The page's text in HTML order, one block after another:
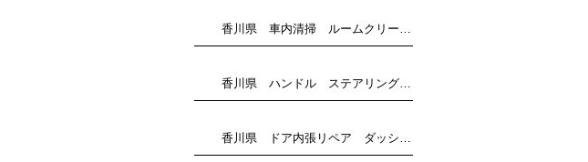
香川県 車内清掃 ルームクリーニングはトータルリペア滝川にお任せください！
香川県 ハンドル ステアリング 剥がれリペア トータルリペア滝川にお任せください
香川県 ドア内張リペア ダッシュボード補修 トータルリペア滝川にお任せください